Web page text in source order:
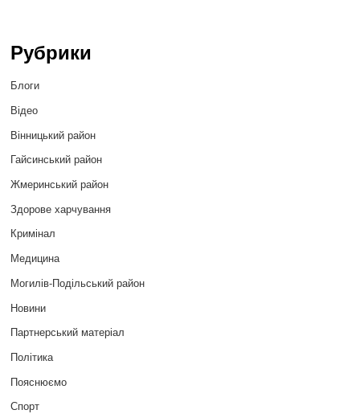
Рубрики
Блоги
Відео
Вінницький район
Гайсинський район
Жмеринський район
Здорове харчування
Кримінал
Медицина
Могилів-Подільський район
Новини
Партнерський матеріал
Політика
Пояснюємо
Спорт